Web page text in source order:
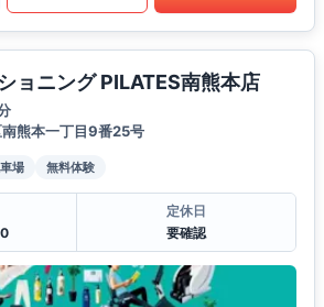
ョニング PILATES南熊本店
熊本一丁目9番25号
場 無料体験
定休日
要確認